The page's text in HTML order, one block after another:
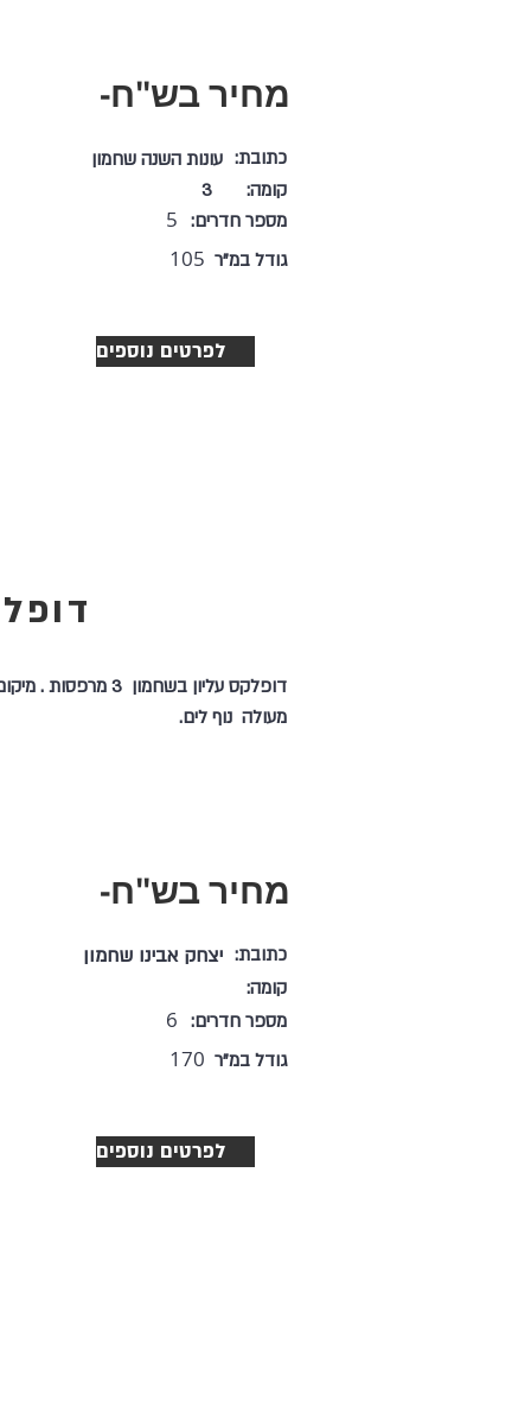
קומה:
לפרטים נוספים
מספר חדרים: 5
גודל במ"ר 105
כתובת:
3
עונות השנה שחמון
מחיר בש"ח-
קומה:
דופלקס עליון בשחמון 3 מרפסות .
מעולה נוף לים.
לפרטים נוספים
מספר חדרים: 6
גודל במ"ר 170
כתובת: יצחק אבינו שחמון
מחיר בש"ח-